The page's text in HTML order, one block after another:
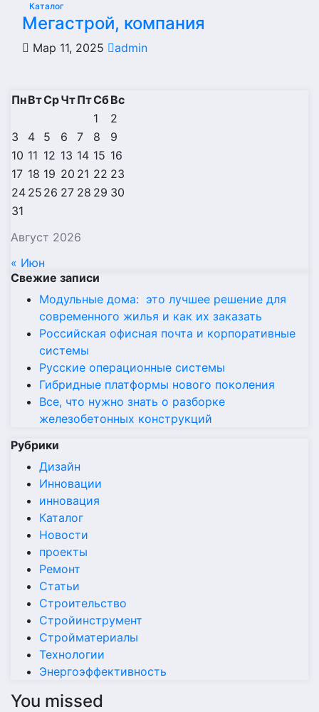
Каталог
Мегастрой, компания
Мар 11, 2025 admin
Август 2026
ПнВтСрЧтПтСбВс
1
2
3
4 5 6 7 8
9
10 11 12 13 14 15 16
17 18 19 20 21 22 23
24 25 26 27 28 29 30
31
« Июн
Свежие записи
Модульные дома: это лучшее решение для
современного жилья и как их заказать
Российская офисная почта и корпоративные
системы
Русские операционные системы
Гибридные платформы нового поколения
Все, что нужно знать о разборке
железобетонных конструкций
Рубрики
Дизайн
Инновации
инновация
Каталог
Новости
проекты
Ремонт
Статьи
Строительство
Стройинструмент
Стройматериалы
Технологии
Энергоэффективность
You missed